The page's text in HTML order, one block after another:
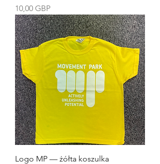
Cena
10,00 GBP
Logo MP — żółta koszulka